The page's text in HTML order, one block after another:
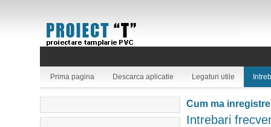
Prima pagina Descarca aplicatie Legaturi utile
Cum ma
Intrebari